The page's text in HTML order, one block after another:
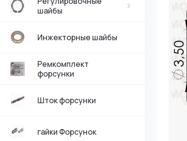
шайбы
Инжекторные шайбы
Ремкомплект
форсунки
Шток форсунки
гайки Форсунок